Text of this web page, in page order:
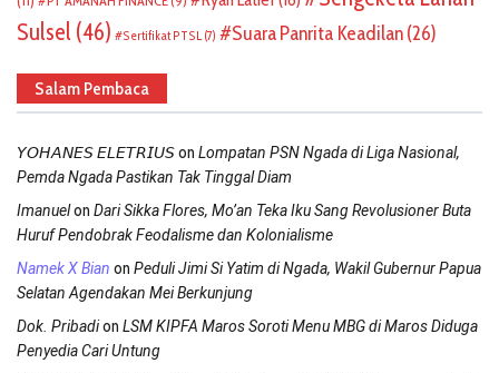
Sulsel (46) Sertifikat PTSL (7) Suara Panrita Keadilan(26)
Salam Pembaca
𝘠𝘖𝘏𝘈𝘕𝘌𝘚 𝘌𝘓𝘌𝘛𝘙𝘐𝘜𝘚on Lompatan PSN Ngada di Liga Nasional,
Pemda Ngada Pastikan Tak Tinggal Diam
Imanuelon Dari Sikka Flores, Mo’an Teka Iku Sang Revolusioner Buta
Huruf Pendobrak Feodalisme dan Kolonialisme
Namek X Bian on Peduli Jimi Si Yatim di Ngada, Wakil Gubernur Papua
Selatan Agendakan Mei Berkunjung
Dok. Pribadion LSM KIPFA Maros Soroti Menu MBG di Maros Diduga
Penyedia Cari Untung